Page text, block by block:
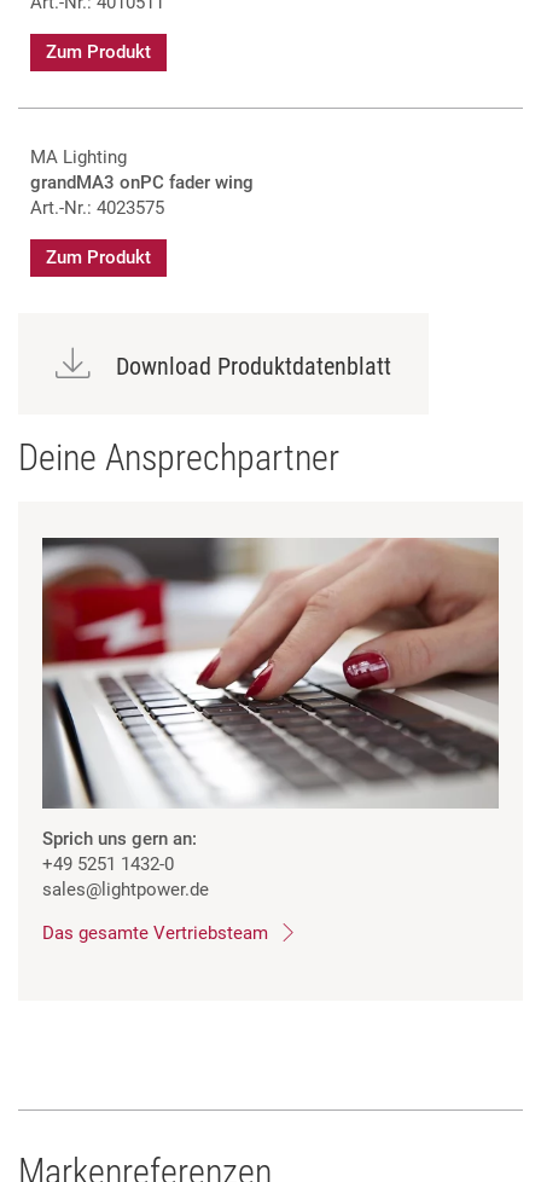
Zum Produkt
MA Lighting
grandMA3 onPC fader wing
Art.-Nr.: 4023575
Zum Produkt
Download Produktdatenblatt
Deine Ansprechpartner
Sprich uns gern an:
+49 5251 1432-0
sales@lightpower.de
Das gesamte Vertriebsteam
Markenreferenzen